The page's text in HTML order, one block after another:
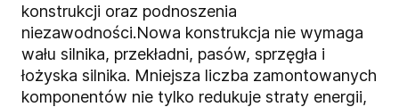
konstrukcji oraz podnoszenia
niezawodności.Nowa konstrukcja nie wymaga
wału silnika, przekładni, pasów, sprzęgła i
łożyska silnika. Mniejsza liczba zamontowanych
komponentów nie tylko redukuje straty energii,